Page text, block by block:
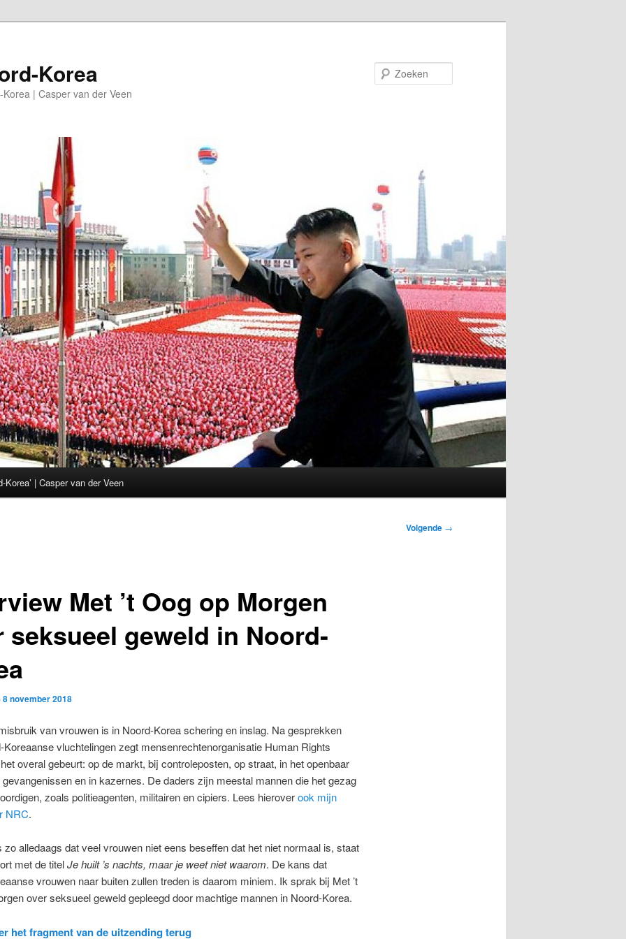
Korea
| Casper van der Veen
Korea’ | Casper van der Veen
Volgende →
Met ’t Oog op Morgen
seksueel geweld in Noord-
8 november 2018
van vrouwen is in Noord-Korea schering en inslag. Na gesprekken
Koreaanse vluchtelingen zegt mensenrechtenorganisatie Human Rights
overal gebeurt: op de markt, bij controleposten, op straat, in het openbaar
en in kazernes. De daders zijn meestal mannen die het gezag
zoals politieagenten, militairen en cipiers. Lees hieroverook mijn
NRC.
zo alledaags dat veel vrouwen niet eens beseffen dat het niet normaal is, staat
met de titelJe huilt ’s nachts, maar je weet niet waarom. De kans dat
vrouwen naar buiten zullen treden is daarom miniem. Ik sprak bij Met ’t
over seksueel geweld gepleegd door machtige mannen in Noord-Korea.
het fragment van de uitzending terug